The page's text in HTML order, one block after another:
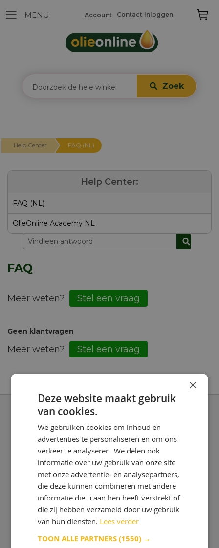
Zoek
Contact Inloggen
Account
Help Center FAQ (NL)
FAQ
Meer weten? Stel een vraag
Geen klantvragen
Meer weten? Stel een vraag
Help Center:
FAQ (NL)
OlieOnline Academy NL
Bespaar bij OlieOnline
Verzenden & Bezorgen
Betaalmogelijkheden
Retour & Annuleren
Probleem naar oplossing
OlieOnline Academy
Veel gestelde Vragen
Contact
Smeermiddel per toepassing
×
Deze website maakt gebruik
van cookies.
We gebruiken cookies om inhoud en
advertenties te personaliseren en om ons
verkeer te analyseren. We delen ook
informatie over uw gebruik van onze site
met onze advertentie- en analysepartners,
die deze kunnen combineren met andere
informatie die u aan hen heeft verstrekt of
die zij hebben verzameld door uw gebruik
van hun diensten. Lees verder
TOON ALLE PARTNERS(1550) →